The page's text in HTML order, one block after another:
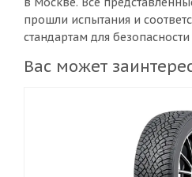
прошли испытания и
стандартам для
Вас может